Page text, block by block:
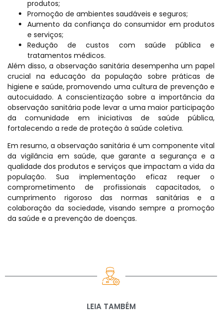
produtos;
Promoção de ambientes saudáveis e seguros;
Aumento da confiança do consumidor em produtos
e serviços;
Redução de custos com saúde pública e
tratamentos médicos.
Além disso, a observação sanitária desempenha um papel
crucial na educação da população sobre práticas de
higiene e saúde, promovendo uma cultura de prevenção e
autocuidado. A conscientização sobre a importância da
observação sanitária pode levar a uma maior participação
da comunidade em iniciativas de saúde pública,
fortalecendo a rede de proteção à saúde coletiva.
Em resumo, a observação sanitária é um componente vital
da vigilância em saúde, que garante a segurança e a
qualidade dos produtos e serviços que impactam a vida da
população. Sua implementação eficaz requer o
comprometimento de profissionais capacitados, o
cumprimento rigoroso das normas sanitárias e a
colaboração da sociedade, visando sempre a promoção
da saúde e a prevenção de doenças.
LEIA TAMBÉM